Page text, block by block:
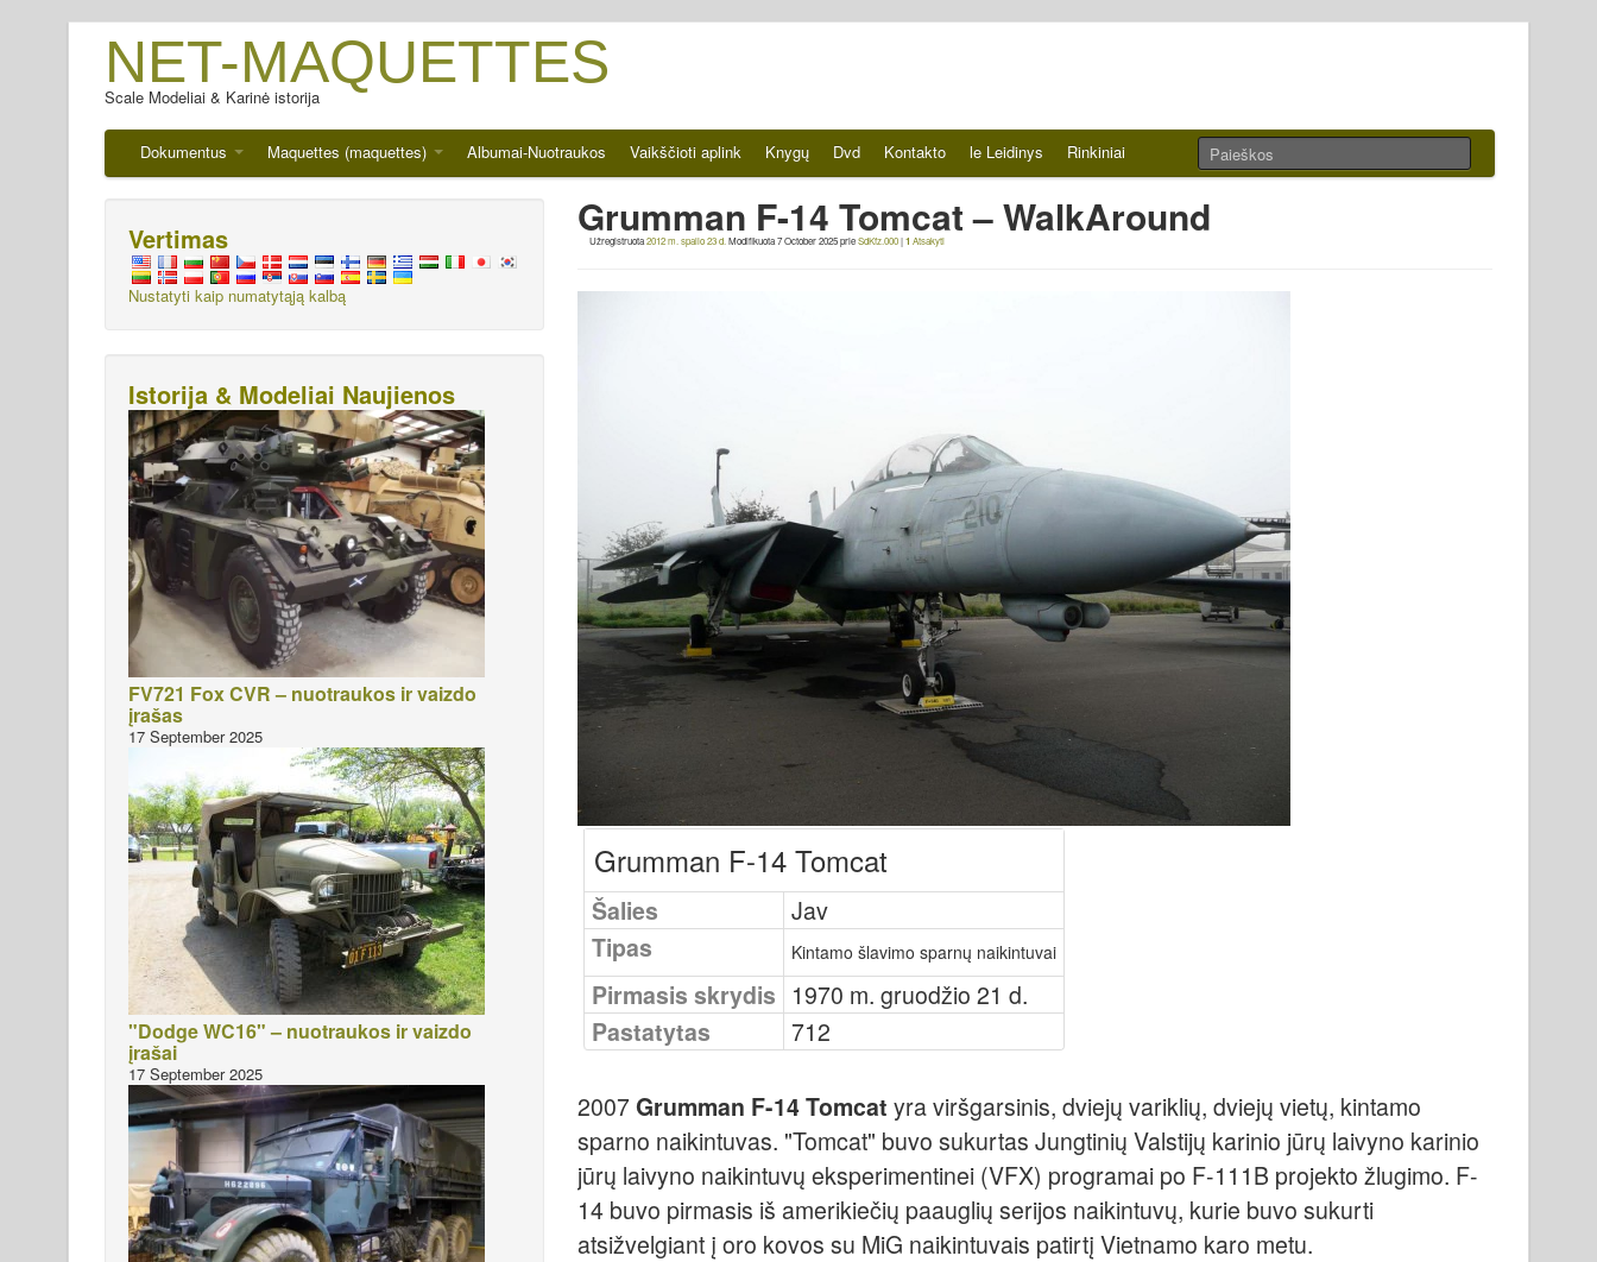
NET-MAQUETTES
Scale Modeliai & Karinė istorija
Dokumentus Maquettes (maquettes) Albumai-Nuotraukos Vaikščioti aplink Knygų Dvd Kontakto le Leidinys Rinkiniai
Grumman F-14 Tomcat – WalkAround
Užregistruota2012 m. spalio 23 d. Modifikuota7 October 2025prieSdKfz.000|1 Atsakyti
Grumman F-14 Tomcat
Šalies
Jav
Tipas
Kintamo šlavimo sparnų naikintuvai
Pirmasis skrydis 1970 m. gruodžio 21 d.
Pastatytas
712
2007Grumman F-14 Tomcat yra viršgarsinis, dviejų variklių, dviejų vietų, kintamo
sparno naikintuvas. "Tomcat" buvo sukurtas Jungtinių Valstijų karinio jūrų laivyno karinio
jūrų laivyno naikintuvų eksperimentinei (VFX) programai po F-111B projekto žlugimo. F-
14 buvo pirmasis iš amerikiečių paauglių serijos naikintuvų, kurie buvo sukurti
atsižvelgiant į oro kovos su MiG naikintuvais patirtį Vietnamo karo metu.
Vertimas
Nustatyti kaip numatytąją kalbą
Istorija & Modeliai Naujienos
FV721 Fox CVR – nuotraukos ir vaizdo
įrašas
17 September 2025
"Dodge WC16" – nuotraukos ir vaizdo
įrašai
17 September 2025